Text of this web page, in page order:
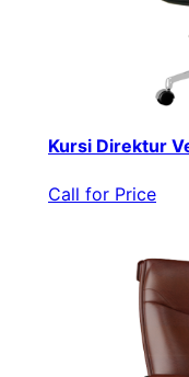
Kursi Direktur
Call for Price